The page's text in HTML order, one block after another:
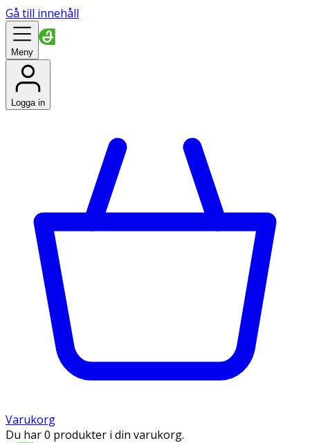
Gå till innehåll
Meny
Logga in
Varukorg
Du har 0 produkter i din varukorg.